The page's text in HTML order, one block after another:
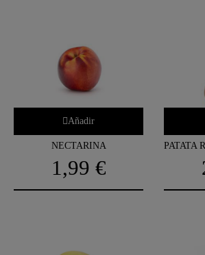
Añadir
NECTARINA
1,99 €